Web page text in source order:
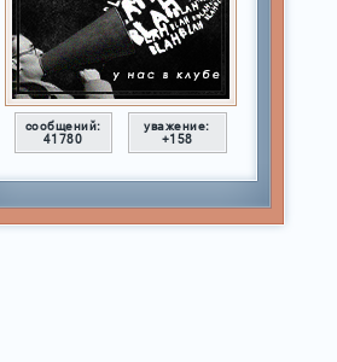
сообщений:
41780
уважение:
+158